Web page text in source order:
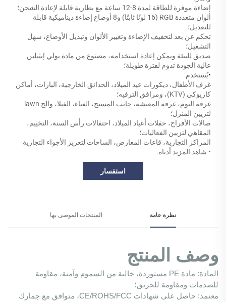
إضاءة موفرة للطاقة لمدة 8-12 ساعة مع بطارية قابلة لإعادة الشحن؛
ألوان متعددة RGB (16 لونًا ثابتًا) و8 أوضاع إضاءة ديناميكية قابلة
للتعديل؛
تحكم عن بعد لتخفيف الإضاءة وتغيير الألوان وتبديل الأوضاع، سهل
التشغيل؛
صديق للبيئة ويمكن إعادة استخدامه، مصنوع من مادة بولي إيثيلين
عالية الجودة تدوم لفترة طويلة؛
•يُستخدم
غرف الأطفال، ديكورات عيد الميلاد، الحدائق الخارجية، البارات، أماكن
كاريوكي (KTV)، ومرافق الترفيه؛
غرفة النوم، غرفة المعيشة، جانب المسبح، الفناء، الفيلا، والج lawn
لتزيين المنزل؛
صالات الأفراح، حفلات أعياد الميلاد، احتفالات رأس السنة، التخييم،
المقاهي لتزيين الفعاليات؛
المراكز التجارية، قاعات المعارض، الساحات لتعزيز الأجواء التجارية
• شاهد المزيد أدناه.
استفسار
نظرة عامة المنتجات الموصى بها
وصف المنتج
المادة: مادة PE مستوردة، خالية من السموم وآمنة، مقاومة
للصدمات ومقاومة للحريق؛
معتمد: حاصل على شهادات CE/ROHS/FCC، متوافق مع جمارك